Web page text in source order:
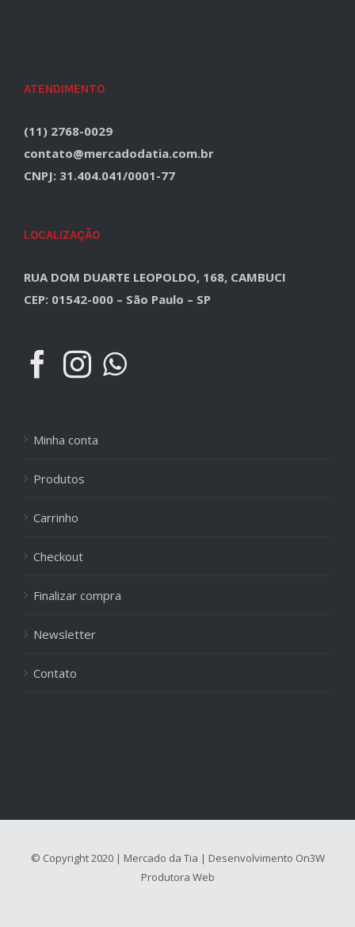
ATENDIMENTO
(11) 2768-0029
contato@mercadodatia.com.br
CNPJ: 31.404.041/0001-77
LOCALIZAÇÃO
RUA DOM DUARTE LEOPOLDO, 168, CAMBUCI
CEP: 01542-000 – São Paulo – SP
Minha conta
Produtos
Carrinho
Checkout
Finalizar compra
Newsletter
Contato
© Copyright 2020 | Mercado da Tia | Desenvolvimento On3W
Produtora Web